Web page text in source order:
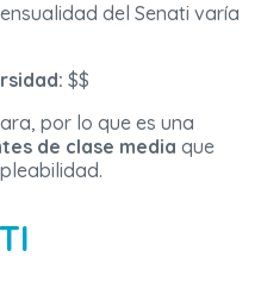
del Senati varía
$$
por lo que es una
de clase media que